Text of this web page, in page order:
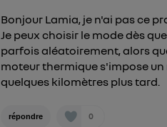
Bonjour Lamia, je n'ai pas ce
Je peux choisir le mode dès
parfois aléatoirement, alors
moteur thermique s'impose
quelques kilomètres plus tard.
répondre 0